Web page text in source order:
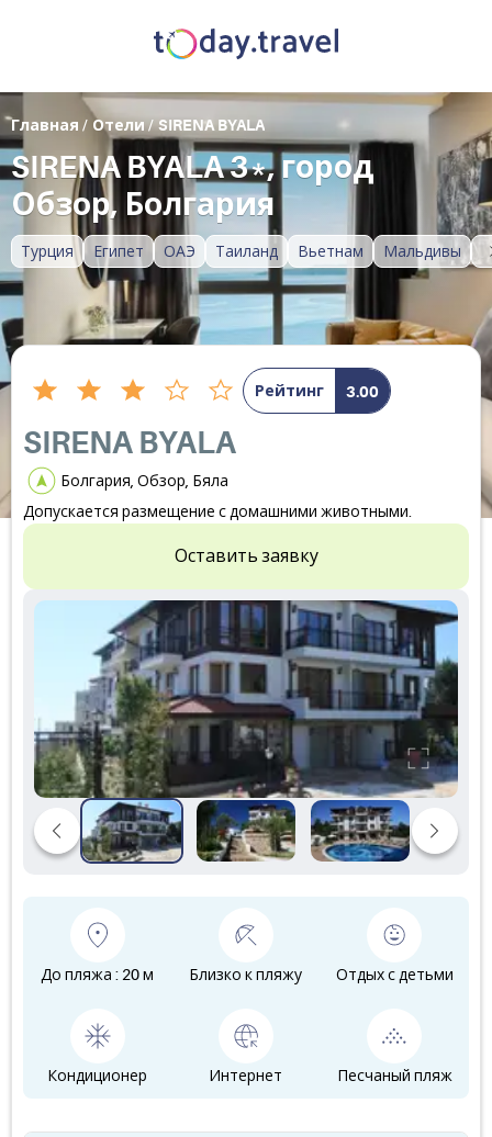
Турция Египет ОАЭ Таиланд Вьетнам Мальдивы
Главная / Отели/ SIRENA BYALA
SIRENA BYALA 3*, город
Обзор, Болгария
Рейтинг 3.00
SIRENA BYALA
Болгария, Обзор, Бяла
Допускается размещение с домашними животными.
Оставить заявку
До пляжа : 20 м Близко к пляжу Отдых с детьми
Кондиционер Интернет Песчаный пляж